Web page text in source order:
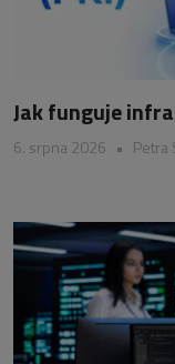
Jak funguje
6. srpna 2026 • Petra